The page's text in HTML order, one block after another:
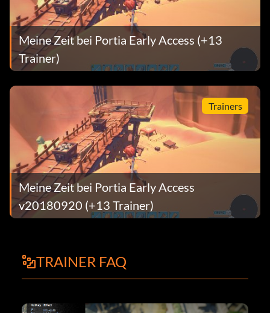
Meine Zeit bei Portia Early Access (+13
Trainer)
Trainers
Meine Zeit bei Portia Early Access
v20180920 (+13 Trainer)
TRAINER FAQ